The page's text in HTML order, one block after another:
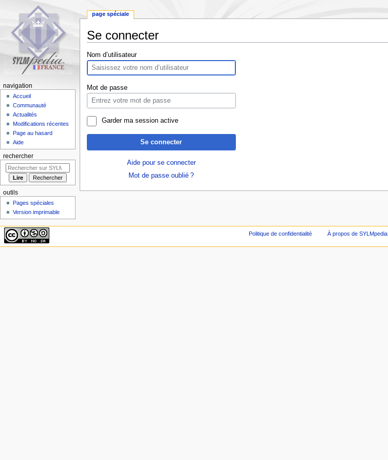
Se connecter
Aller
à
la
navigation
Aller
à
la
recherche
Nom d’utilisateur
Mot de passe
Garder ma session active
Se connecter
Aide pour se connecter
Mot de passe oublié ?
page spéciale
navigation
Accueil
Communauté
Actualités
Modifications récentes
Page au hasard
Aide
rechercher
outils
Pages spéciales
Version imprimable
Politique de confidentialité À propos de SYLMpedia